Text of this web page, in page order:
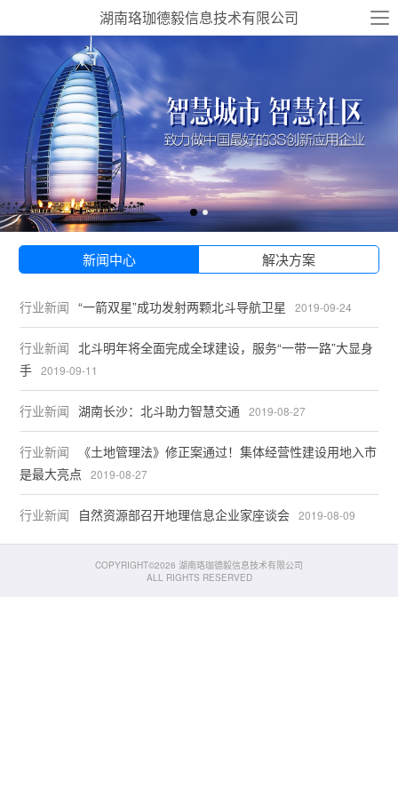
湖南珞珈德毅信息技术有限公司
新闻中心 解决方案
行业新闻 “一箭双星”成功发射两颗北斗导航卫星 2019-09-24
行业新闻 北斗明年将全面完成全球建设，服务“一带一路”大显身
手
2019-09-11
行业新闻 湖南长沙：北斗助力智慧交通 2019-08-27
行业新闻
《土地管理法》修正案通过！集体经营性建设用地入市
是最大亮点
2019-08-27
行业新闻 自然资源部召开地理信息企业家座谈会 2019-08-09
COPYRIGHT©2026 湖南珞珈德毅信息技术有限公司
ALL RIGHTS RESERVED